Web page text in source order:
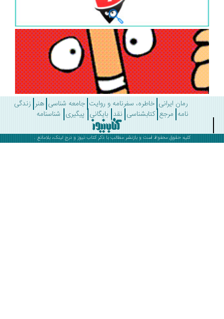
رمان ایرانی خاطره، سفرنامه و روایت جامعه شناسی هنر زندگی
مرجع کتابشناسی نقد بایگانی پیگیری شناسنامه
کلیه حقوق محفوظ است و بازنشر مطالب با ذکرکتاب نیوز و درج لینک، بلامانع .